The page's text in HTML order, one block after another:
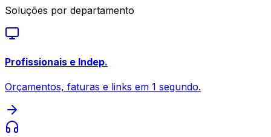
Soluções por departamento
Profissionais e Indep.
Orçamentos, faturas e links em 1 segundo.